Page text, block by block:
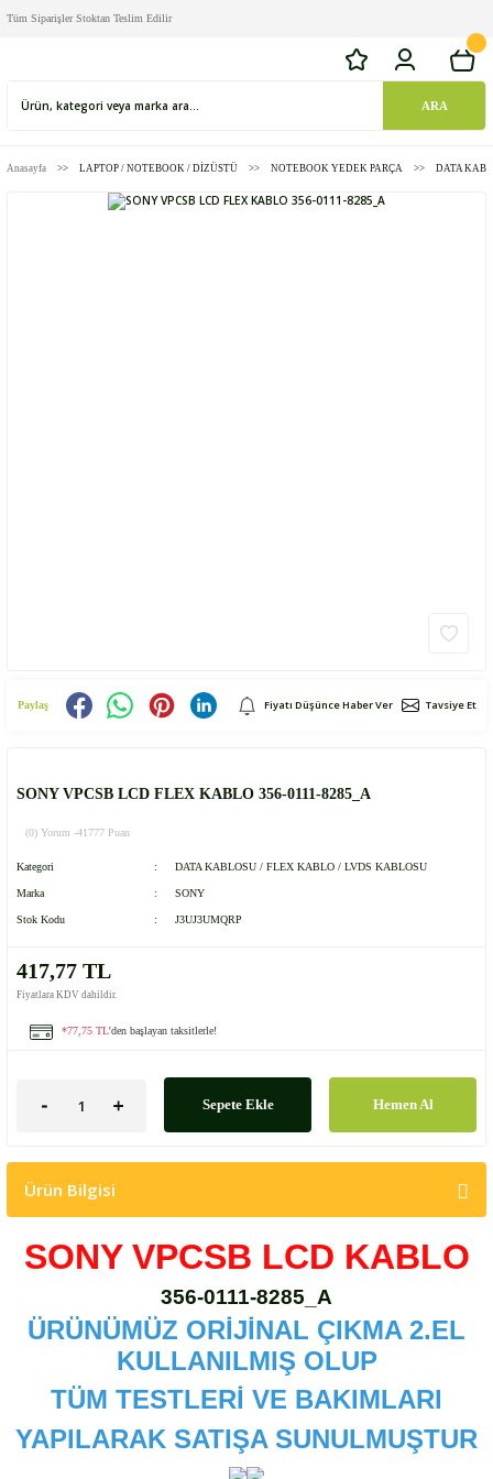
Tüm Siparişler Stoktan Teslim Edilir
ARA
Anasayfa LAPTOP / NOTEBOOK / DİZÜSTÜ NOTEBOOK YEDEK PARÇA DATA
Paylaş Fiyatı Düşünce Haber Ver Tavsiye Et
SONY VPCSB LCD FLEX KABLO 356-0111-8285_A
(0) Yorum -41777 Puan
Kategori DATA KABLOSU / FLEX KABLO / LVDS KABLOSU
Marka SONY
Stok Kodu J3UJ3UMQRP
417,77 TL
Fiyatlara KDV dahildir.
*77,75 TL'den başlayan taksitlerle!
Sepete Ekle Hemen Al
Ürün Bilgisi
SONY VPCSB LCD KABLO
356-0111-8285_A
ÜRÜNÜMÜZ ORİJİNAL ÇIKMA 2.EL
KULLANILMIŞ OLUP
TÜM TESTLERİ VE BAKIMLARI
YAPILARAK SATIŞA SUNULMUŞTUR